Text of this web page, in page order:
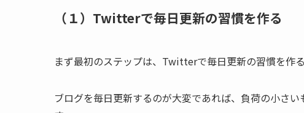
（１）Twitterで毎日更新の習慣を作る
まず最初のステップは、Twitterで毎日更新の習慣を作る
ブログを毎日更新するのが大変であれば、負荷の小さ